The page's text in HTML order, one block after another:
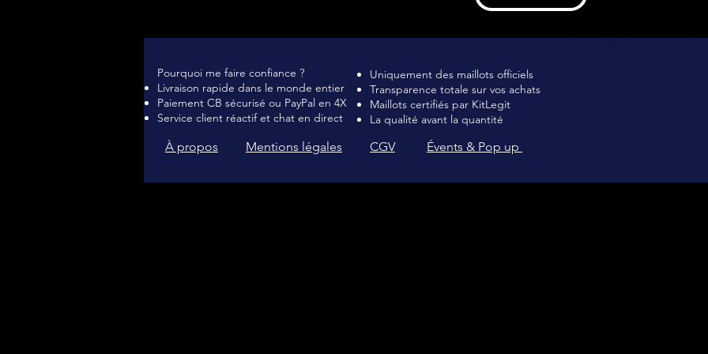
Pourquoi me faire confiance ?
Livraison rapide dans le monde entier
Paiement CB sécurisé ou PayPal en 4X
Service client réactif et chat en direct
Uniquement des maillots officiels
Transparence totale sur vos achats
Maillots certifiés par KitLegit
La qualité avant la quantité
À propos Mentions légales CGV Évents & Pop up